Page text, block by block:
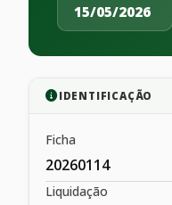
15/05/2026
IDENTIFICAÇÃO
Ficha
20260114
Liquidação